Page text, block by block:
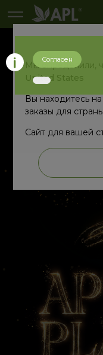
Мы определили,
United States
Вы находитесь
заказы для
Сайт для вашей
Согласен